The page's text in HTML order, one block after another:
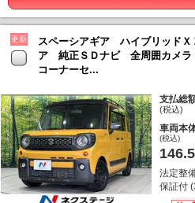
更新
スペーシアギア ハイブリッド
ア 純正ＳＤナビ 全周囲カメ
コーナーセ...
支払総
(税込)
車両本
(税込)
146.5
法定整
保証付